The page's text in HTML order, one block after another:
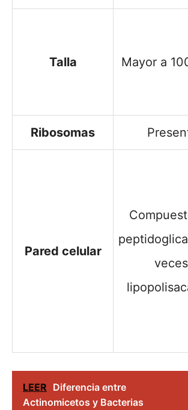
Talla Mayor a
Ribosomas
Pared celular
LEER Diferencia entre
Actinomicetos y Bacterias